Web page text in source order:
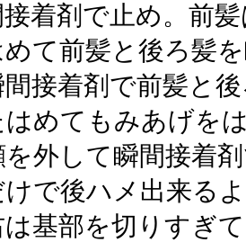
着剤で止め。前
て前髪と後ろ髪
接着剤で前髪と
めてもみあげを
外して瞬間接着
けで後ハメ出来る
基部を切りすぎ